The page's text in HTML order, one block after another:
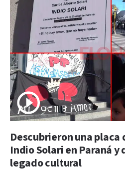
Descubrieron una
Indio Solari en Paraná y
legado cultural